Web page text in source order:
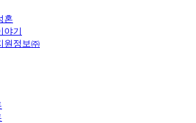
혼
야기
원정보㈜